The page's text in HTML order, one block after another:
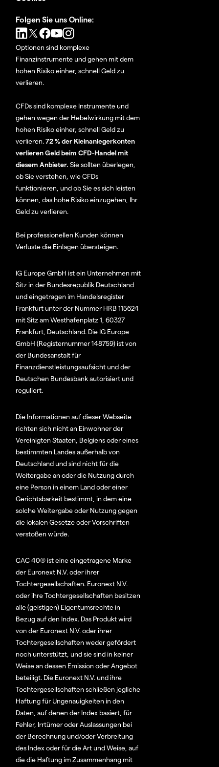
Folgen Sie uns Online:
Optionen sind komplexe
Finanzinstrumente und gehen mit dem
hohen Risiko einher, schnell Geld zu
verlieren.
CFDs sind komplexe Instrumente und
gehen wegen der Hebelwirkung mit dem
hohen Risiko einher, schnell Geld zu
verlieren.72 % der Kleinanlegerkonten
verlieren Geld beim CFD-Handel mit
diesem Anbieter. Sie sollten überlegen,
ob Sie verstehen, wie CFDs
funktionieren, und ob Sie es sich leisten
können, das hohe Risiko einzugehen, Ihr
Geld zu verlieren.
Bei professionellen Kunden können
Verluste die Einlagen übersteigen.
IG Europe GmbH ist ein Unternehmen mit
Sitz in der Bundesrepublik Deutschland
und eingetragen im Handelsregister
Frankfurt unter der Nummer HRB 115624
mit Sitz am Westhafenplatz 1, 60327
Frankfurt, Deutschland. Die IG Europe
GmbH (Registernummer 148759) ist von
der Bundesanstalt für
Finanzdienstleistungsaufsicht und der
Deutschen Bundesbank autorisiert und
reguliert.
Die Informationen auf dieser Webseite
richten sich nicht an Einwohner der
Vereinigten Staaten, Belgiens oder eines
bestimmten Landes außerhalb von
Deutschland und sind nicht für die
Weitergabe an oder die Nutzung durch
eine Person in einem Land oder einer
Gerichtsbarkeit bestimmt, in dem eine
solche Weitergabe oder Nutzung gegen
die lokalen Gesetze oder Vorschriften
verstoßen würde.
CAC 40® ist eine eingetragene Marke
der Euronext N.V. oder ihrer
Tochtergesellschaften. Euronext N.V.
oder ihre Tochtergesellschaften besitzen
alle (geistigen) Eigentumsrechte in
Bezug auf den Index. Das Produkt wird
von der Euronext N.V. oder ihrer
Tochtergesellschaften weder gefördert
noch unterstützt, und sie sind in keiner
Weise an dessen Emission oder Angebot
beteiligt. Die Euronext N.V. und ihre
Tochtergesellschaften schließen jegliche
Haftung für Ungenauigkeiten in den
Daten, auf denen der Index basiert, für
Fehler, Irrtümer oder Auslassungen bei
der Berechnung und/oder Verbreitung
des Index oder für die Art und Weise, auf
die die Haftung im Zusammenhang mit